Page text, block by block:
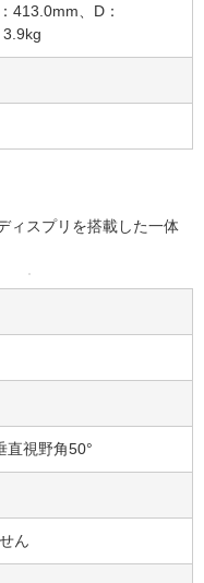
413.0mm、D：
ィスプリを搭載した一体
直視野角50°
ん